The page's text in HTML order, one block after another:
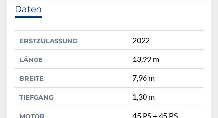
Daten
ERSTZULASSUNG 2022
LÄNGE 13,99 m
BREITE 7,96 m
TIEFGANG 1,30 m
MOTOR 45 PS + 45 PS